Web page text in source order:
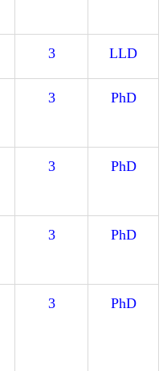
3 LLD
3 PhD
3 PhD
3 PhD
3 PhD